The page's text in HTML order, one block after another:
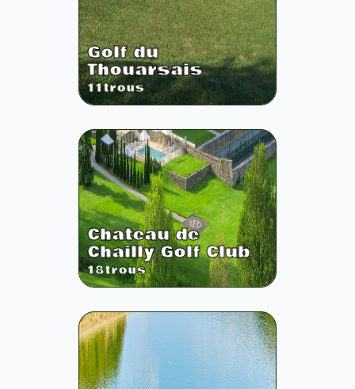
Golf du
Thouarsais
11trous
Chateau de
Chailly Golf Club
18trous